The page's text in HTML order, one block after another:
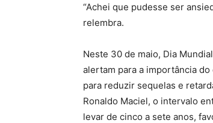
“Achei que pudesse ser
relembra.
Neste 30 de maio, Dia
alertam para a importância
para reduzir sequelas e
Ronaldo Maciel, o intervalo
levar de cinco a sete anos,